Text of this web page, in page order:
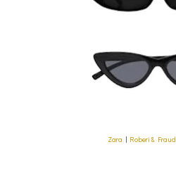
Zara | Roberi & Fraud